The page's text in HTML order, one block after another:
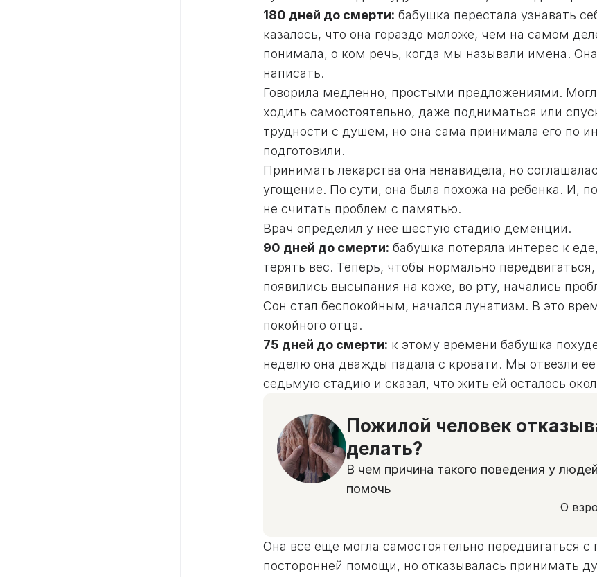
180 дней до смерти: бабушка перестала узнавать
казалось, что она гораздо моложе, чем на самом
понимала, о ком речь, когда мы называли имена.
написать.
Говорила медленно, простыми предложениями.
ходить самостоятельно, даже подниматься или
трудности с душем, но она сама принимала его по
подготовили.
Принимать лекарства она ненавидела, но
угощение. По сути, она была похожа на ребенка. И,
не считать проблем с памятью.
Врач определил у нее шестую стадию деменции.
90 дней до смерти: бабушка потеряла интерес к
терять вес. Теперь, чтобы нормально
появились высыпания на коже, во рту, начались
Сон стал беспокойным, начался лунатизм. В это
покойного отца.
75 дней до смерти: к этому времени бабушка
неделю она дважды падала с кровати. Мы отвезли ее
седьмую стадию и сказал, что жить ей осталось
Пожилой человек
делать?
В чем причина такого поведения у
помочь
О
Она все еще могла самостоятельно передвигаться
посторонней помощи, но отказывалась принимать